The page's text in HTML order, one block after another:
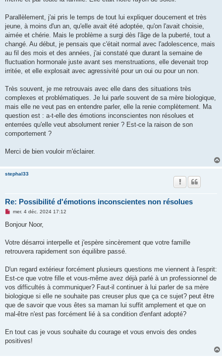
l
u
Parallèlement, j'ai pris le temps de tout lui expliquer doucement et très
jeune, à moins d'un an, qu'elle avait été adoptée, qu'on l'avait choisie,
aimée et chérie. Mais le problème a surgi dès l'âge de la puberté, tout a
changé. Au début, je pensais que c'était normal avec l'adolescence, mais
au fil des mois et des années, j'ai constaté que durant la semaine de
fluctuation hormonale juste avant ses menstruations, elle devenait trop
irritée, et elle explosait avec agressivité pour un oui ou pour un non.
Très souvent, je me retrouvais avec elle dans des situations très
complexes et problématiques. Je lui parle souvent de sa mère biologique,
mais elle ne veut pas en entendre parler, elle la renie complètement. Ma
question est : a-t-elle des émotions inconscientes non résolues et
enterrées qu'elle veut absolument renier ? Est-ce la raison de son
comportement ?
Merci de bien vouloir m'éclairer.
stephal33
Re: Possibilité d'émotions inconscientes non résolues
M
s
g
n
l
u
mer. 4 déc. 2024 17:12
Bonjour Noor,
Votre désarroi interpelle et j'espère sincèrement que votre famille
retrouvera rapidement son équilibre passé.
D'un regard extérieur forcément plusieurs questions me viennent à l'esprit:
Est-ce que votre fille et vous-même avez déjà parlé à un professionnel de
vos difficultés à communiquer? Faut-il continuer à lui parler de sa mère
biologique si elle ne souhaite pas creuser plus que ça ce sujet? peut être
que de savoir que vous êtes sa maman lui suffit amplement et que on
mal-être n'est pas forcément lié à sa condition d'enfant adopté?
En tout cas je vous souhaite du courage et vous envois des ondes
positives!